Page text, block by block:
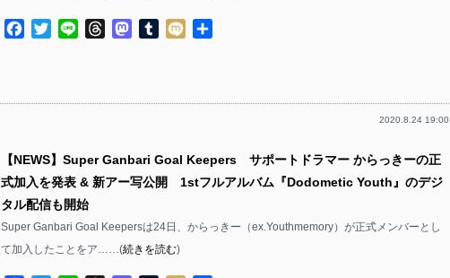
Facebook
TwitterLine ThreadsMastodon
TumblrMixi
2020.8.24 19:00
【NEWS】Super Ganbari Goal Keepers サポートドラマー からっきーの正
式加入を発表 & 新アー写公開 1stフルアルバム『Dodometic Youth』のデジ
タル配信も開始
Super Ganbari Goal Keepersは24日、からっきー（ex.Youthmemory）が正式メンバーとし
て加入したことをア……(続きを読む)